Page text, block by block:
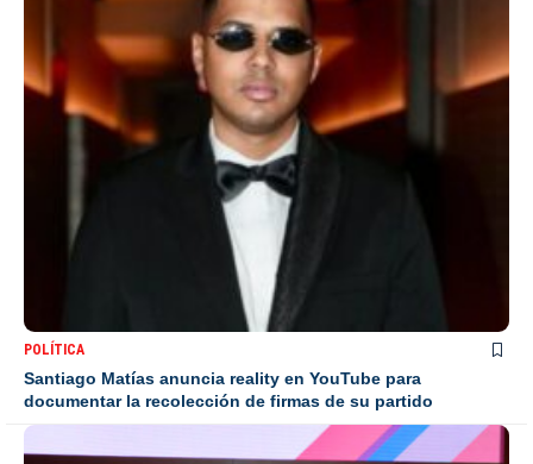
POLÍTICA
Santiago Matías anuncia reality en YouTube para
documentar la recolección de firmas de su partido